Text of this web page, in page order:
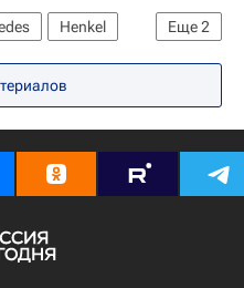
Еще2
Henkel